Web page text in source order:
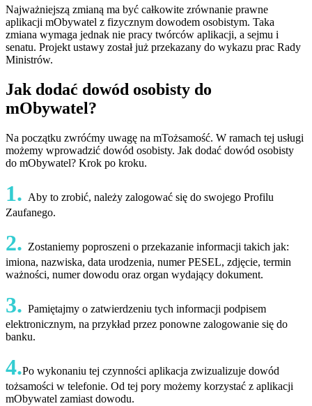
Najważniejszą zmianą ma być całkowite zrównanie prawne
aplikacji mObywatel z fizycznym dowodem osobistym. Taka
zmiana wymaga jednak nie pracy twórców aplikacji, a sejmu i
senatu. Projekt ustawy został już przekazany do wykazu prac Rady
Ministrów.
Jak dodać dowód osobisty do
mObywatel?
Na początku zwróćmy uwagę na mTożsamość. W ramach tej usługi
możemy wprowadzić dowód osobisty. Jak dodać dowód osobisty
do mObywatel? Krok po kroku.
1. Aby to zrobić, należy zalogować się do swojego Profilu
Zaufanego.
2. Zostaniemy poproszeni o przekazanie informacji takich jak:
imiona, nazwiska, data urodzenia, numer PESEL, zdjęcie, termin
ważności, numer dowodu oraz organ wydający dokument.
3. Pamiętajmy o zatwierdzeniu tych informacji podpisem
elektronicznym, na przykład przez ponowne zalogowanie się do
banku.
4.Po wykonaniu tej czynności aplikacja zwizualizuje dowód
tożsamości w telefonie. Od tej pory możemy korzystać z aplikacji
mObywatel zamiast dowodu.